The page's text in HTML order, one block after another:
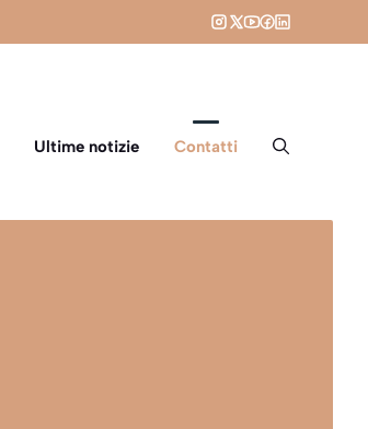
Ultime notizie Contatti